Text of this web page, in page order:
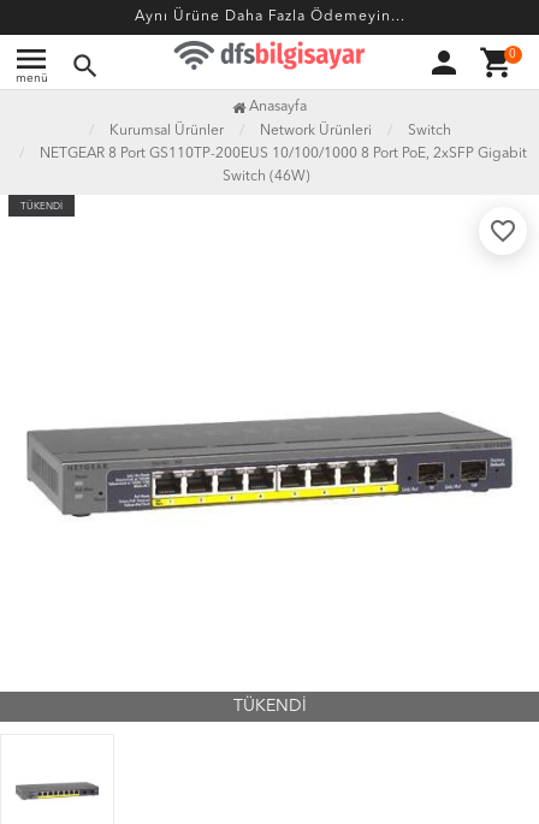
Aynı Ürüne Daha Fazla Ödemeyin...
menu
menü search person shopping_cart0
Anasayfa
Kurumsal Ürünler
Network Ürünleri
Switch
NETGEAR 8 Port GS110TP-200EUS 10/100/1000 8 Port PoE, 2xSFP Gigabit
Switch (46W)
TÜKENDİ
favorite_border
TÜKENDİ